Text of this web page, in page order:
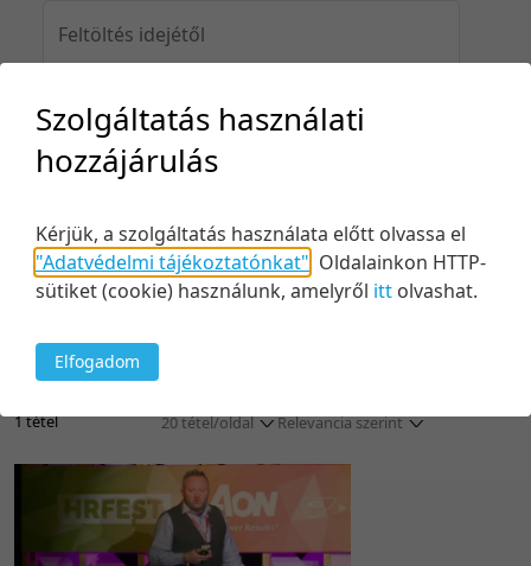
Feltöltés idejétől
Feltöltés idejéig
Keresés
Relevancia szerint
Relevancia szerint
1 tétel
20 tétel/oldal
5 tétel/oldal
10 tétel/oldal
20 tétel/oldal
Szolgáltatás használati
hozzájárulás
Kérjük, a szolgáltatás használata előtt olvassa el
"Adatvédelmi tájékoztatónkat" Oldalainkon HTTP-
sütiket (cookie) használunk, amelyről itt olvashat.
Elfogadom